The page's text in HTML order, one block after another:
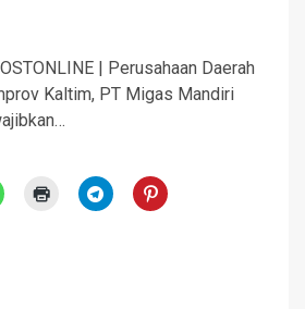
| Perusahaan Daerah
Kaltim, PT Migas Mandiri